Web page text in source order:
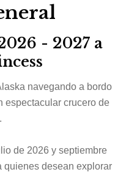
- 2027 a
navegando a bordo
espectacular crucero de
.
de 2026 y septiembre
quienes desean explorar